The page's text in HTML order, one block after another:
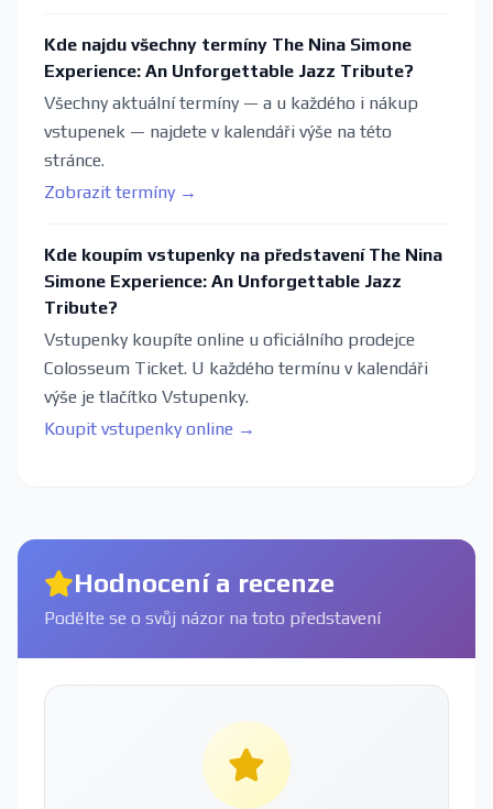
Kde najdu všechny termíny The Nina Simone
Experience: An Unforgettable Jazz Tribute?
Všechny aktuální termíny — a u každého i nákup
vstupenek — najdete v kalendáři výše na této
stránce.
Zobrazit termíny →
Kde koupím vstupenky na představení The Nina
Simone Experience: An Unforgettable Jazz
Tribute?
Vstupenky koupíte online u oficiálního prodejce
Colosseum Ticket. U každého termínu v kalendáři
výše je tlačítko Vstupenky.
Koupit vstupenky online →
Hodnocení a recenze
Podělte se o svůj názor na toto představení